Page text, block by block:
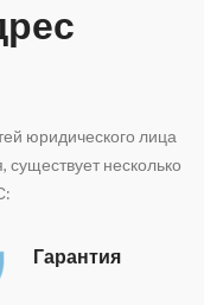
юридического лица
несколько
Гарантия